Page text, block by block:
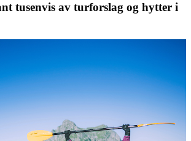
tusenvis av turforslag og hytter i